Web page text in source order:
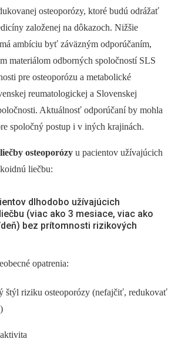
osteoporózy, ktoré budú odrážať
založenej na dôkazoch. Nižšie
ambíciu byť záväzným odporúčaním,
materiálom odborných spoločností SLS
pre osteoporózu a metabolické
reumatologickej a Slovenskej
Aktuálnosť odporúčaní by mohla
spoločný postup i v iných krajinách.
osteoporózy u pacientov užívajúcich
liečbu:
dlhodobo užívajúcich
(viac ako 3 mesiace, viac ako
bez prítomnosti rizikových
opatrenia:
štýl riziku osteoporózy (nefajčiť, redukovať